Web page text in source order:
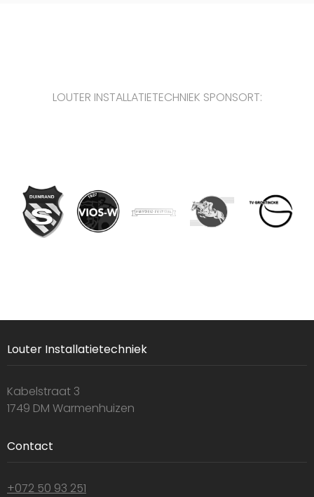
LOUTER INSTALLATIETECHNIEK SPONSORT:
Louter Installatietechniek
Kabelstraat 3
1749 DM Warmenhuizen
Contact
+072 50 93 251